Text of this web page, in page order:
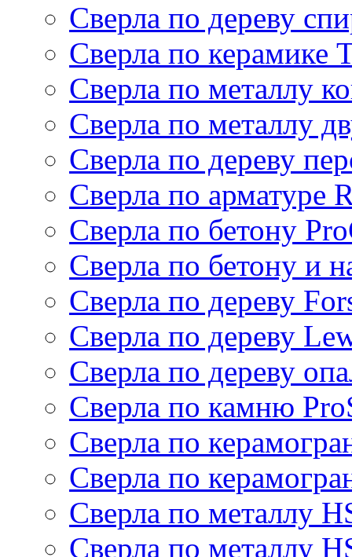
Сверла по дереву
Сверла по керамике
Сверла по металлу
Сверла по металлу
Сверла по дереву
Сверла по арматуре
Сверла по бетону
Сверла по бетону и
Сверла по дереву
Сверла по дереву
Сверла по дереву
Сверла по камню
Сверла по
Сверла по
Сверла по металлу
Сверла по металлу